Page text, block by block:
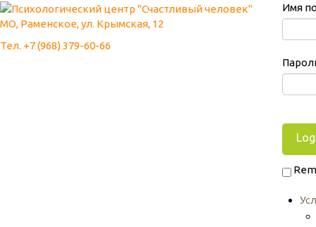
МО, Раменское, ул. Крымская, 12
Тел. +7 (968) 379-60-66
Имя